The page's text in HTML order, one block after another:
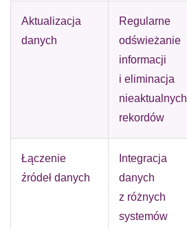
Aktualizacja
danych
Regularne
odświeżanie
informacji
i eliminacja
nieaktualnych
rekordów
Łączenie
źródeł danych
Integracja
danych
z różnych
systemów